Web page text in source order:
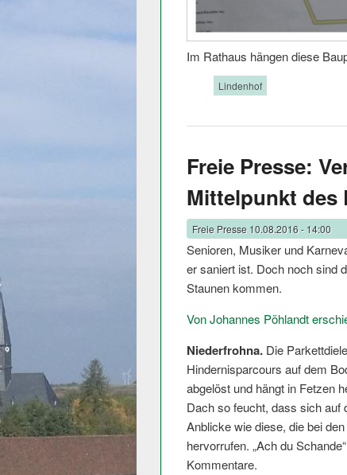
Im Rathaus hängen diese
Lindenhof
Freie Presse:
Mittelpunkt des
Freie Presse 10.08.2016 - 14:00
Senioren, Musiker und
er saniert ist. Doch noch sind
Staunen kommen.
Von Johannes Pöhlandt
Niederfrohna. Die
Hindernisparcours auf dem
abgelöst und hängt in Fetzen
Dach so feucht, dass sich auf
Anblicke wie diese, die bei
hervorrufen. „Ach du
Kommentare.